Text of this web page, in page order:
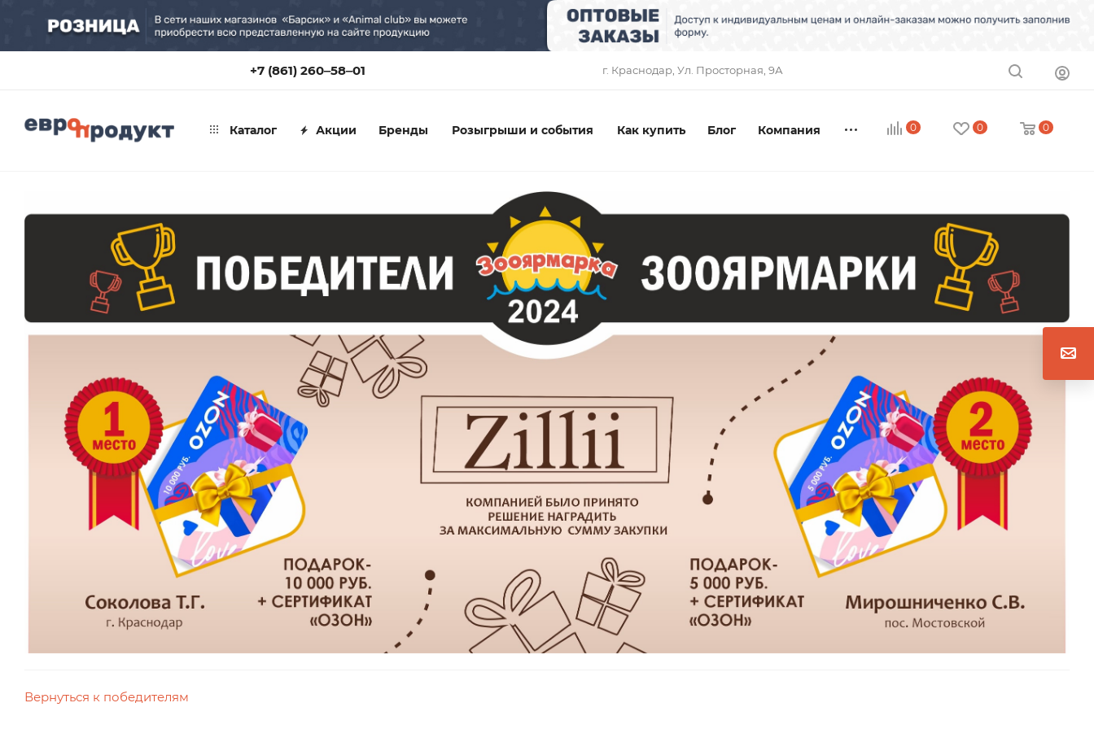
+7 (861) 260‒58‒01 г. Краснодар, ​Ул. Просторная, 9А
0 0 0
Каталог Акции Бренды Розыгрыши и события Как купить Блог Компания
Вернуться к победителям